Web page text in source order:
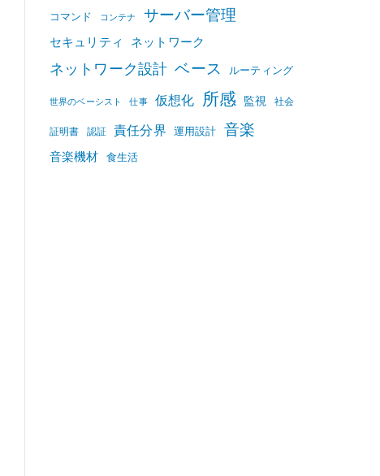
コマンド コンテナ サーバー管理
セキュリティ ネットワーク
ネットワーク設計 ベース ルーティング
世界のベーシスト 仕事 仮想化 所感 監視 社会
証明書 認証 責任分界 運用設計 音楽
音楽機材 食生活